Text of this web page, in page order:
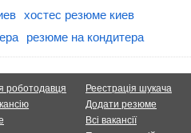
хостес резюме киев
резюме на кондитера
роботодавця
Реестрація шукача
Додати резюме
Всі вакансії